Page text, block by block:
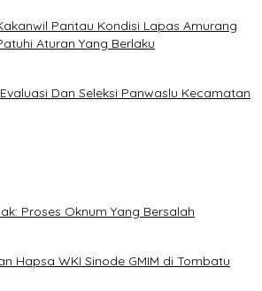
Pantau Kondisi Lapas Amurang
Aturan Yang Berlaku
Dan Seleksi Panwaslu Kecamatan
Proses Oknum Yang Bersalah
Hapsa WKI Sinode GMIM di Tombatu